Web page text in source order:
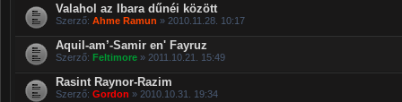
Valahol az Ibara dűnéi között
Szerző: Ahme Ramun » 2010.11.28. 10:17
Aquil-am’-Samir en' Fayruz
Szerző: Feltimore » 2011.10.21. 15:49
Rasint Raynor-Razim
Szerző: Gordon » 2010.10.31. 19:34